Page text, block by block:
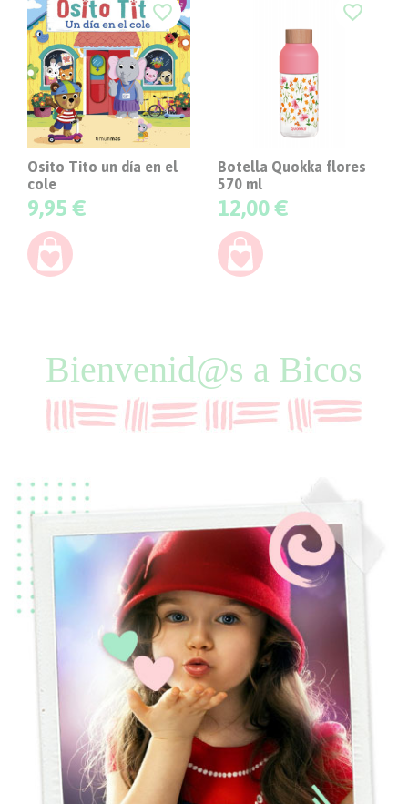
Osito Tito un día en el
cole
Precio
9,95 €
favorite_border
Botella Quokka flores
570 ml
Precio
12,00 €
favorite_border
Bienvenid@s a Bicos